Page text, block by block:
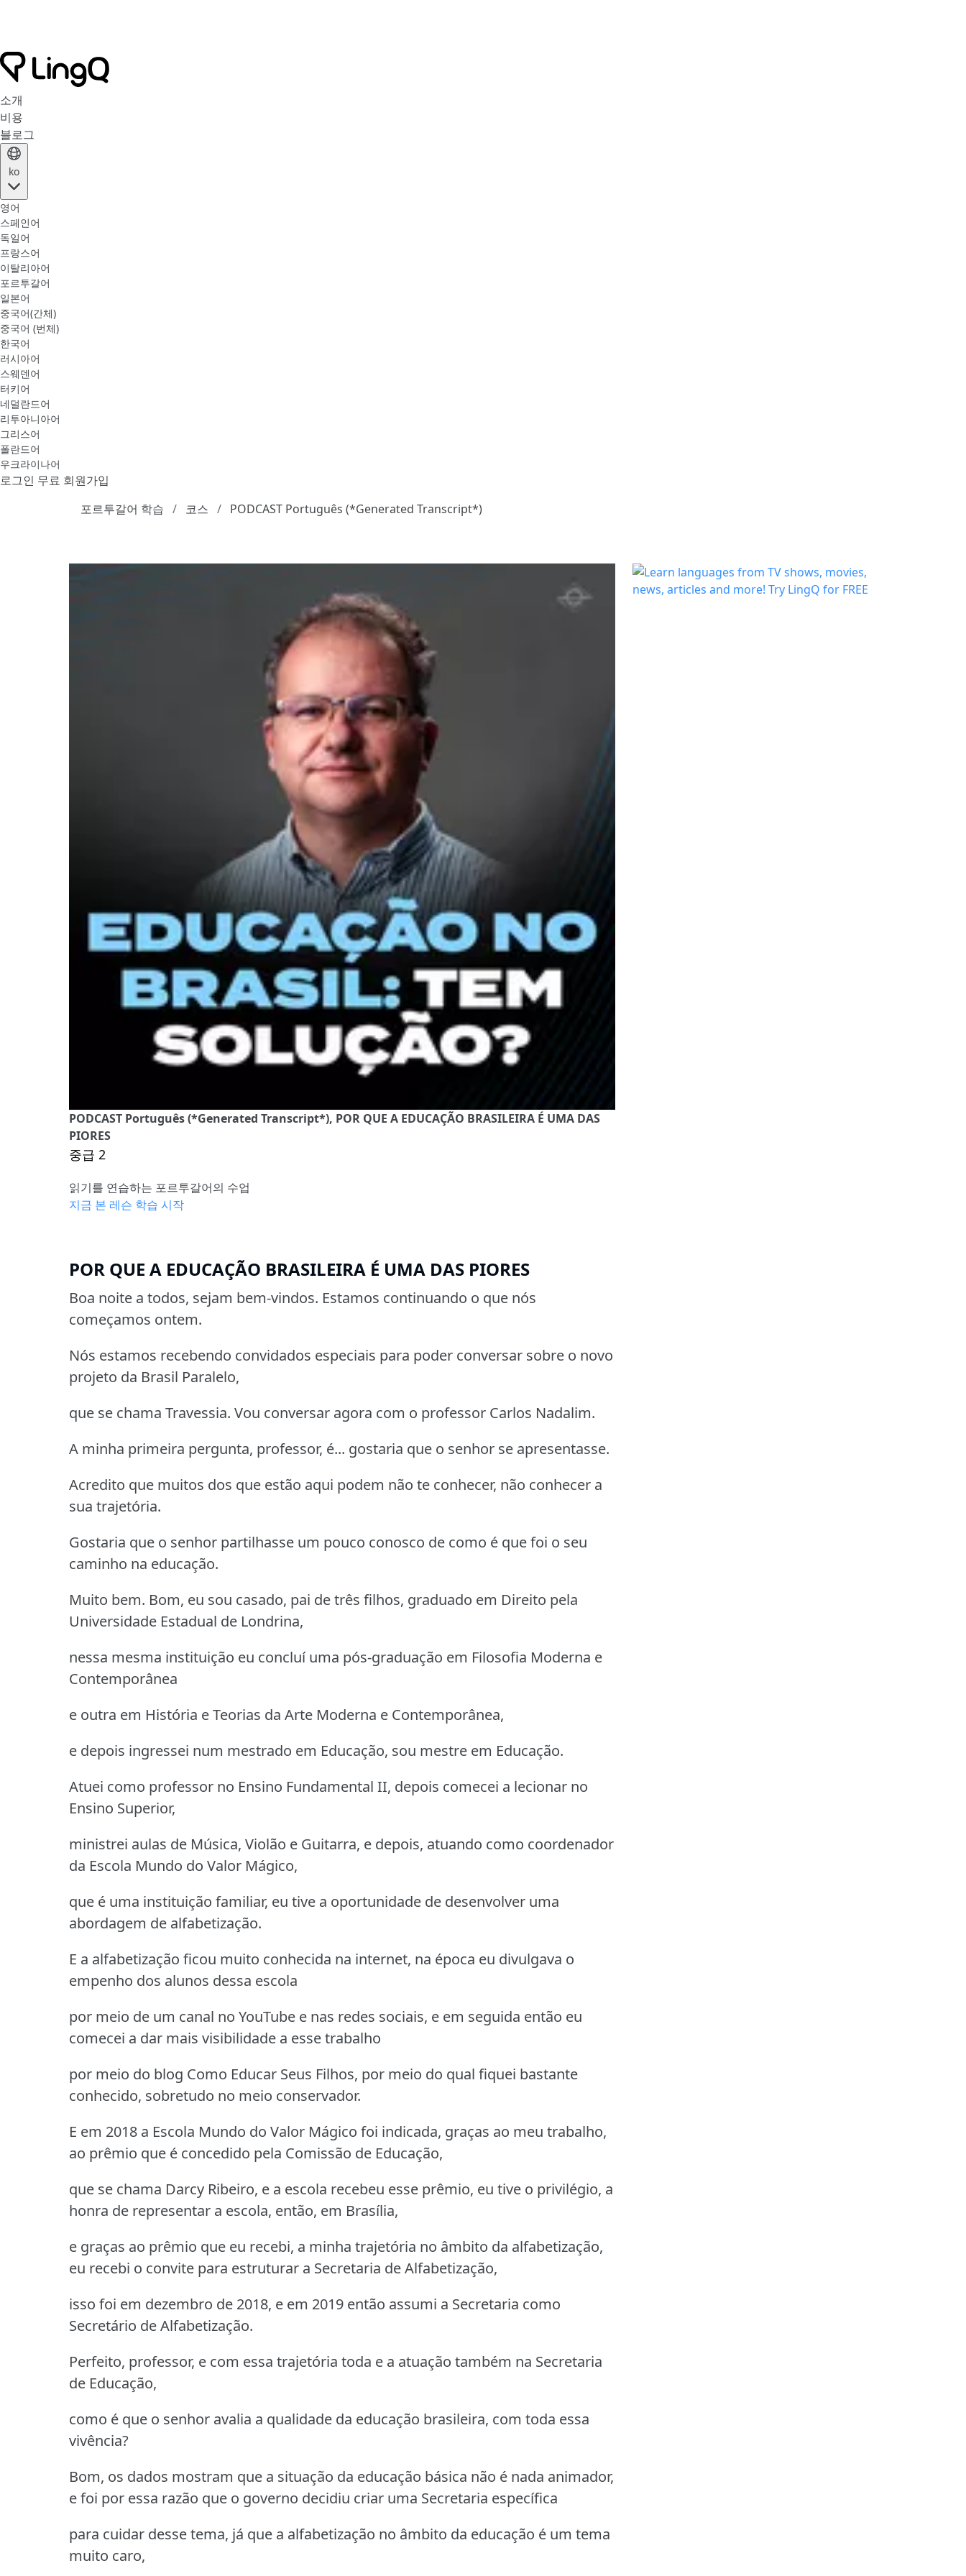
소개
비용
블로그
ko
영어
스페인어
독일어
프랑스어
이탈리아어
포르투갈어
일본어
중국어(간체)
중국어 (번체)
한국어
러시아어
스웨덴어
터키어
네덜란드어
리투아니아어
그리스어
폴란드어
우크라이나어
로그인 무료 회원가입
포르투갈어 학습
코스 PODCAST Português (*Generated Transcript*)
PODCAST Português (*Generated Transcript*), POR QUE A EDUCAÇÃO BRASILEIRA É UMA DAS
PIORES
중급 2
읽기를 연습하는 포르투갈어의 수업
지금 본 레슨 학습 시작
POR QUE A EDUCAÇÃO BRASILEIRA É UMA DAS PIORES
Boa noite a todos, sejam bem-vindos. Estamos continuando o que nós
começamos ontem.
Nós estamos recebendo convidados especiais para poder conversar sobre o novo
projeto da Brasil Paralelo,
que se chama Travessia. Vou conversar agora com o professor Carlos Nadalim.
A minha primeira pergunta, professor, é... gostaria que o senhor se apresentasse.
Acredito que muitos dos que estão aqui podem não te conhecer, não conhecer a
sua trajetória.
Gostaria que o senhor partilhasse um pouco conosco de como é que foi o seu
caminho na educação.
Muito bem. Bom, eu sou casado, pai de três filhos, graduado em Direito pela
Universidade Estadual de Londrina,
nessa mesma instituição eu concluí uma pós-graduação em Filosofia Moderna e
Contemporânea
e outra em História e Teorias da Arte Moderna e Contemporânea,
e depois ingressei num mestrado em Educação, sou mestre em Educação.
Atuei como professor no Ensino Fundamental II, depois comecei a lecionar no
Ensino Superior,
ministrei aulas de Música, Violão e Guitarra, e depois, atuando como coordenador
da Escola Mundo do Valor Mágico,
que é uma instituição familiar, eu tive a oportunidade de desenvolver uma
abordagem de alfabetização.
E a alfabetização ficou muito conhecida na internet, na época eu divulgava o
empenho dos alunos dessa escola
por meio de um canal no YouTube e nas redes sociais, e em seguida então eu
comecei a dar mais visibilidade a esse trabalho
por meio do blog Como Educar Seus Filhos, por meio do qual fiquei bastante
conhecido, sobretudo no meio conservador.
E em 2018 a Escola Mundo do Valor Mágico foi indicada, graças ao meu trabalho,
ao prêmio que é concedido pela Comissão de Educação,
que se chama Darcy Ribeiro, e a escola recebeu esse prêmio, eu tive o privilégio, a
honra de representar a escola, então, em Brasília,
e graças ao prêmio que eu recebi, a minha trajetória no âmbito da alfabetização,
eu recebi o convite para estruturar a Secretaria de Alfabetização,
isso foi em dezembro de 2018, e em 2019 então assumi a Secretaria como
Secretário de Alfabetização.
Perfeito, professor, e com essa trajetória toda e a atuação também na Secretaria
de Educação,
como é que o senhor avalia a qualidade da educação brasileira, com toda essa
vivência?
Bom, os dados mostram que a situação da educação básica não é nada animador,
e foi por essa razão que o governo decidiu criar uma Secretaria específica
para cuidar desse tema, já que a alfabetização no âmbito da educação é um tema
muito caro,